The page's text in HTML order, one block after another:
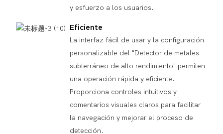
y esfuerzo a los usuarios.
Eficiente
La interfaz fácil de usar y la configuración
personalizable del "Detector de metales
subterráneo de alto rendimiento" permiten
una operación rápida y eficiente.
Proporciona controles intuitivos y
comentarios visuales claros para facilitar
la navegación y mejorar el proceso de
detección.